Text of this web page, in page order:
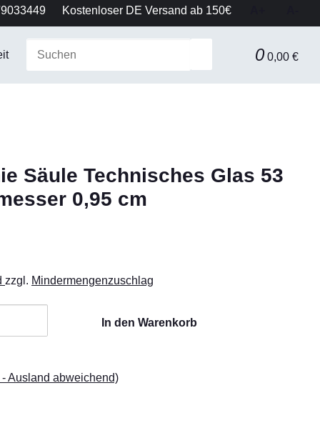
Kostenloser DE Versand ab 150€
0 0,00 €
Gerätetechnik Filtration & Separationstechnik
Säule Technisches Glas 53
0,95 cm
zzgl. Mindermengenzuschlag
In den Warenkorb
- Ausland abweichend)